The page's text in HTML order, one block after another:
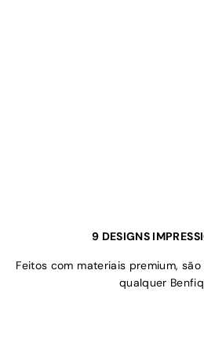
9 DESIGNS
Feitos com materiais premium,
qualquer